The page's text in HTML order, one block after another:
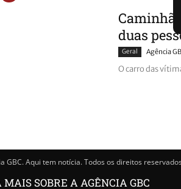
duas
Geral Agência
O carro das
GBC. Aqui tem notícia. Todos os direitos
SOBRE A AGÊNCIA GBC